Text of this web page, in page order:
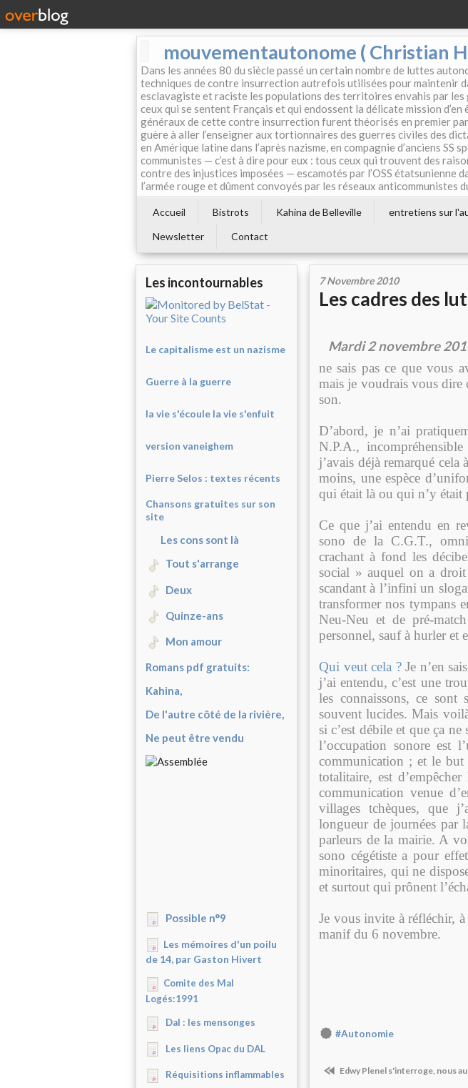
mouvementautonome ( Christian
Dans les années 80 du siècle passé un certain nombre de luttes
techniques de contre insurrection autrefois utilisées pour maintenir
esclavagiste et raciste les populations des territoires envahis par les
ceux qui se sentent Français et qui endossent la délicate mission
généraux de cette contre insurrection furent théorisés en premier
guère à aller l’enseigner aux tortionnaires des guerres civiles des
en Amérique latine dans l’après nazisme, en compagnie d’anciens SS
communistes — c’est à dire pour eux : tous ceux qui trouvent des
contre des injustices imposées — escamotés par l’OSS étatsunienne
l’armée rouge et dûment convoyés par les réseaux anticommunistes
Accueil Bistrots Kahina de Belleville entretiens sur
Newsletter
Contact
Les incontournables
Le capitalisme est un nazisme
Guerre à la guerre
la vie s'écoule la vie s'enfuit
version vaneighem
Pierre Selos : textes récents
Chansons gratuites sur son
site
Les cons sont là
Tout s'arrange
Deux
Quinze-ans
Mon amour
Romans pdf gratuits:
Kahina,
De l'autre côté de la rivière,
Ne peut être vendu
Possible n°9
Les mémoires d'un poilu
de 14, par Gaston Hivert
Comite des Mal
Logés:1991
Dal : les mensonges
Les liens Opac du DAL
Réquisitions inflammables
7 Novembre 2010
Les cadres des
Mardi 2 novembre
ne sais pas ce que vous
mais je voudrais vous dire
son.
D’abord, je n’ai
N.P.A.,
j’avais déjà remarqué
moins, une espèce
qui était là ou qui n’y était
Ce que j’ai entendu en
sono de la C.G.T.,
crachant à fond les
social » auquel on a
scandant à l’infini un
transformer nos tympans
Neu-Neu et de pré-
personnel, sauf à hurler et
Qui veut cela ?Je n’en
j’ai entendu, c’est une
les connaissons, ce sont
souvent lucides. Mais
si c’est débile et que ça
l’occupation sonore est
communication ; et le
totalitaire, est
communication venue
villages tchèques, que
longueur de journées par
parleurs de la mairie. A
sono cégétiste a pour
minoritaires, qui ne
et surtout qui prônent
Je vous invite à réfléchir, à
manif du 6 novembre.
#Autonomie
Edwy Plenel s'interroge, nous